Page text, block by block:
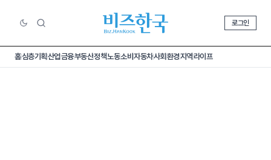
로그인
홈심층기획산업금융부동산정책노동소비 자동차사회환경지역라이프